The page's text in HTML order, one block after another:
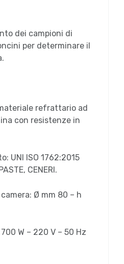
dei campioni di
per determinare il
refrattario ad
con resistenze in
UNI ISO 1762:2015
CENERI.
Ø mm 80 – h
W – 220 V – 50 Hz